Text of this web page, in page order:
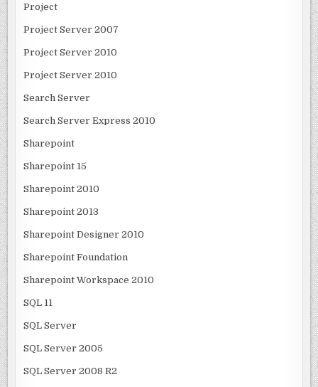
Project
Project Server 2007
Project Server 2010
Project Server 2010
Search Server
Search Server Express 2010
Sharepoint
Sharepoint 15
Sharepoint 2010
Sharepoint 2013
Sharepoint Designer 2010
Sharepoint Foundation
Sharepoint Workspace 2010
SQL 11
SQL Server
SQL Server 2005
SQL Server 2008 R2